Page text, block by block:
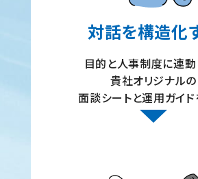
対話を構造化
目的と人事制度に連動
貴社オリジナルの
面談シートと運用ガイ